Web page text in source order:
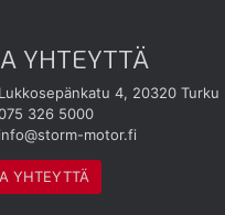
YHTEYTTÄ
Lukkosepänkatu 4, 20320 Turku
326 5000
info@storm-motor.fi
YHTEYTTÄ